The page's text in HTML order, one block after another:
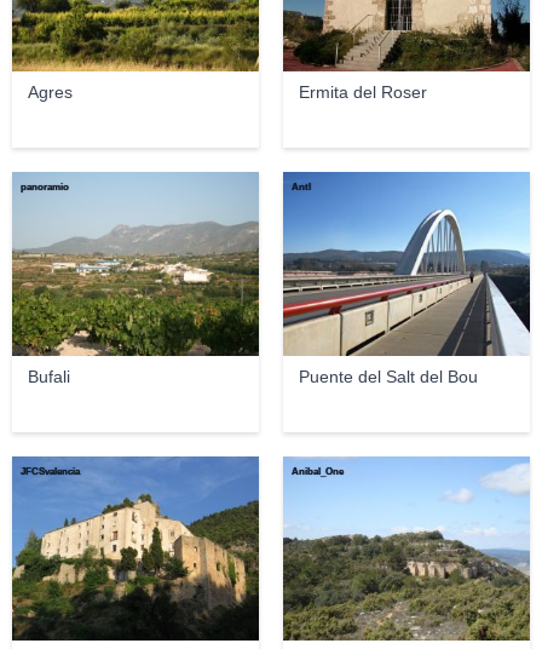
Agres Ermita del Roser
Bufali
panoramio
Puente del Salt del Bou
Antl
JFCSvalencia Anibal_One